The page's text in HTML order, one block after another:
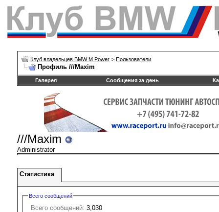
Клуб владельцев BMW M Power > Пользователи
Профиль ///Maxim
Галерея Сообщения за день
///Maxim
Administrator
Статистика
Всего сообщений
Всего сообщений: 3,030